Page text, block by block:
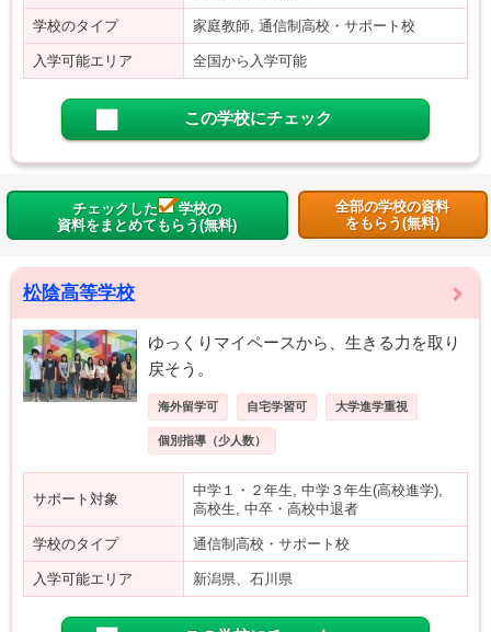
学校のタイプ 家庭教師, 通信制高校・サポート校
入学可能エリア 全国から入学可能
この学校にチェック
チェックした
学校の
資料をまとめてもらう(無料)
全部の学校の資料
をもらう(無料)
松陰高等学校
ゆっくりマイペースから、生きる力を取り
戻そう。
海外留学可 自宅学習可 大学進学重視
個別指導（少人数）
サポート対象
中学１・２年生, 中学３年生(高校進学),
高校生, 中卒・高校中退者
学校のタイプ 通信制高校・サポート校
入学可能エリア 新潟県、石川県